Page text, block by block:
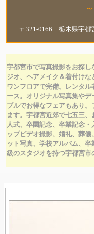
〒321-0166 栃木県宇
宇都宮市で写真撮影をお探
ジオ、ヘアメイク＆着付け
ワンフロアで完備。レンタル
ース。オリジナル写真集や
ブルでお得なフェアもあり
ます。宇都宮近郊で七五三
人式、卒園記念、卒業記念
ップビデオ撮影、婚礼、葬
ット写真、学校アルバム、
級のスタジオを持つ宇都宮市